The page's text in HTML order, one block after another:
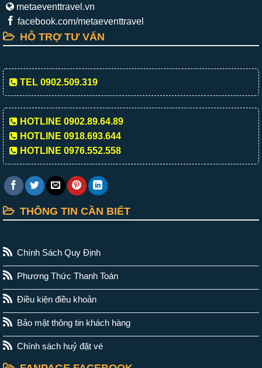
metaeventtravel.vn
facebook.com/metaeventtravel
HỖ TRỢ TƯ VẤN
TEL 0902.509.319
HOTLINE 0902.89.64.89
HOTLINE 0918.693.644
HOTLINE 0976.552.558
THÔNG TIN CẦN BIẾT
Chính Sách Quy Định
Phương Thức Thanh Toán
Điều kiện điều khoản
Bảo mật thông tin khách hàng
Chính sách huỷ đặt vé